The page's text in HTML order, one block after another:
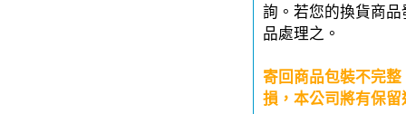
詢。若您的換貨商
品處理之。
寄回商品包裝不完
損，本公司將有保